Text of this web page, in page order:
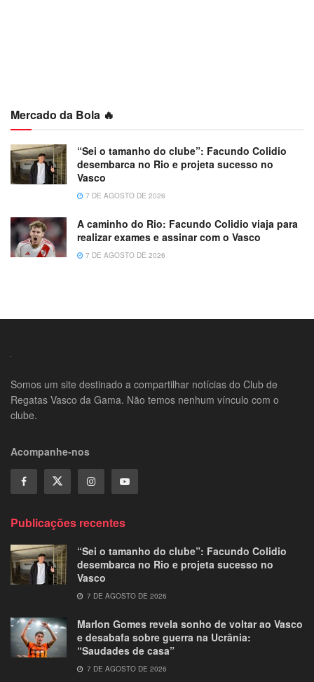
Mercado da Bola 🔥
“Sei o tamanho do clube”: Facundo Colidio
desembarca no Rio e projeta sucesso no
Vasco
7 DE AGOSTO DE 2026
A caminho do Rio: Facundo Colidio viaja para
realizar exames e assinar com o Vasco
7 DE AGOSTO DE 2026
Somos um site destinado a compartilhar notícias do Club de
Regatas Vasco da Gama. Não temos nenhum vínculo com o
clube.
Acompanhe-nos
Publicações recentes
“Sei o tamanho do clube”: Facundo Colidio
desembarca no Rio e projeta sucesso no
Vasco
7 DE AGOSTO DE 2026
Marlon Gomes revela sonho de voltar ao Vasco
e desabafa sobre guerra na Ucrânia:
“Saudades de casa”
7 DE AGOSTO DE 2026